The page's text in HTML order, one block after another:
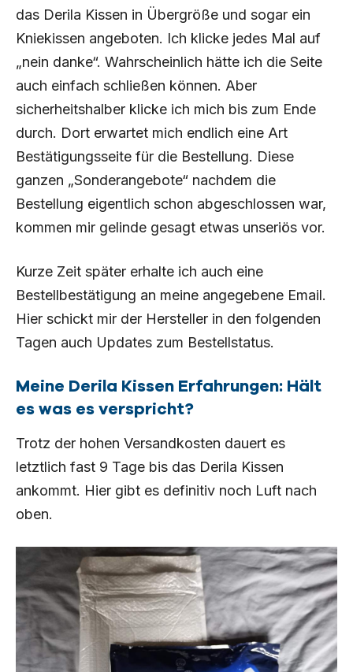
das Derila Kissen in Übergröße und sogar ein
Kniekissen angeboten. Ich klicke jedes Mal auf
„nein danke“. Wahrscheinlich hätte ich die Seite
auch einfach schließen können. Aber
sicherheitshalber klicke ich mich bis zum Ende
durch. Dort erwartet mich endlich eine Art
Bestätigungsseite für die Bestellung. Diese
ganzen „Sonderangebote“ nachdem die
Bestellung eigentlich schon abgeschlossen war,
kommen mir gelinde gesagt etwas unseriös vor.
Kurze Zeit später erhalte ich auch eine
Bestellbestätigung an meine angegebene Email.
Hier schickt mir der Hersteller in den folgenden
Tagen auch Updates zum Bestellstatus.
Meine Derila Kissen Erfahrungen: Hält
es was es verspricht?
Trotz der hohen Versandkosten dauert es
letztlich fast 9 Tage bis das Derila Kissen
ankommt. Hier gibt es definitiv noch Luft nach
oben.